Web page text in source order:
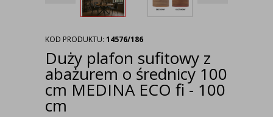
KOD PRODUKTU: 14576/186
Duży plafon sufitowy z
abażurem o średnicy 100
cm MEDINA ECO fi - 100
cm